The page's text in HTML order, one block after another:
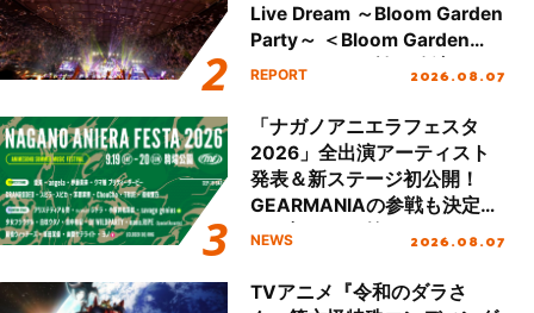
Live Dream ～Bloom Garden
Party～ ＜Bloom Garden
Party Stage／埼玉公演＞”
REPORT 2026.08.07
「ナガノアニエラフェスタ
2026」全出演アーティスト
発表＆新ステージ初公開！
GEARMANIAの参戦も決定
し、初となる第3ステージの
NEWS 2026.08.07
TVアニメ『令和のダラさ